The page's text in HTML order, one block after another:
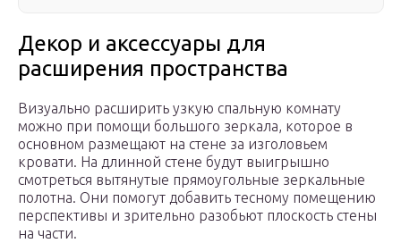
Декор и аксессуары для
расширения пространства
Визуально расширить узкую спальную комнату
можно при помощи большого зеркала, которое в
основном размещают на стене за изголовьем
кровати. На длинной стене будут выигрышно
смотреться вытянутые прямоугольные зеркальные
полотна. Они помогут добавить тесному помещению
перспективы и зрительно разобьют плоскость стены
на части.